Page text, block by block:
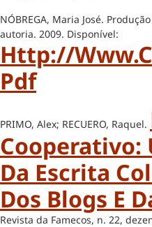
NÓBREGA, Maria José.
autoria. 2009. Disponível:
Http://
Pdf
PRIMO, Alex; RECUERO, Raquel.
Cooperativo:
Da Escrita
Dos Blogs E
Revista da Famecos, n. 22,